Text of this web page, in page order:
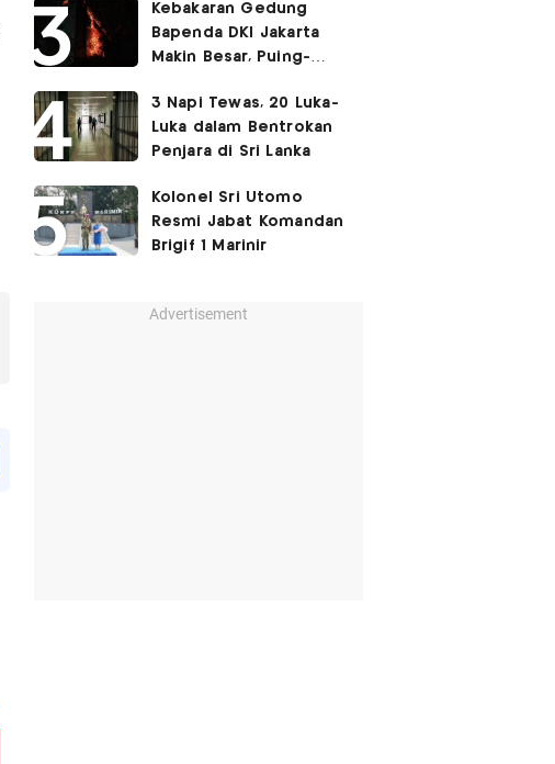
Layanan Kesehatan
Kebakaran Gedung
Bapenda DKI Jakarta
Makin Besar, Puing-
3 Napi Tewas, 20 Luka-
Luka dalam Bentrokan
Penjara di Sri Lanka
Kolonel Sri Utomo
Resmi Jabat Komandan
Brigif 1 Marinir
Advertisement